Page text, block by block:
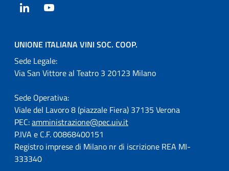
LinkedIn
UNIONE ITALIANA VINI SOC. COOP.
Sede Legale:
Via San Vittore al Teatro 3 20123 Milano
Sede Operativa:
Viale del Lavoro 8 (piazzale Fiera) 37135 Verona
PEC:amministrazione@pec.uiv.it
P.IVA e C.F. 00868400151
Registro imprese di Milano nr di iscrizione REA MI-
333340